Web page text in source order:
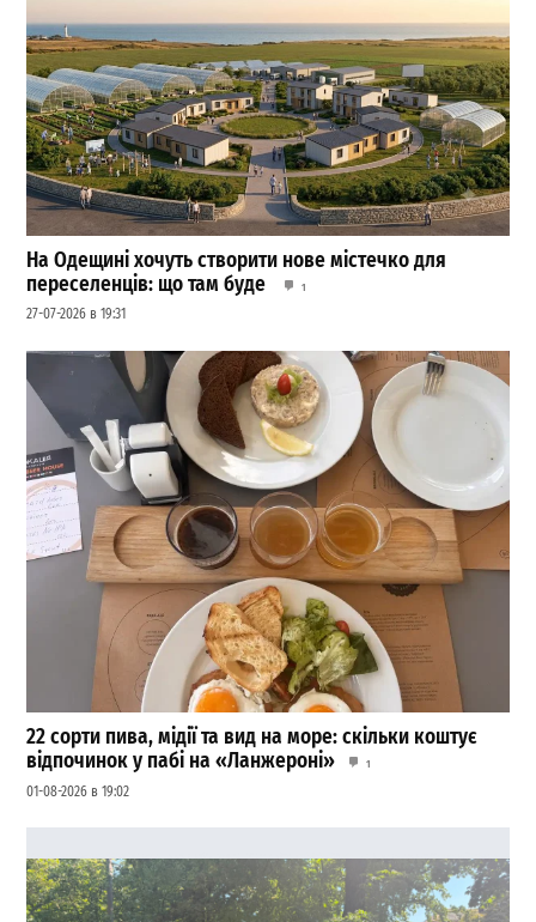
На Одещині хочуть створити нове містечко для
переселенців: що там буде
1
27-07-2026 в 19:31
22 сорти пива, мідії та вид на море: скільки коштує
відпочинок у пабі на «Ланжероні»
1
01-08-2026 в 19:02